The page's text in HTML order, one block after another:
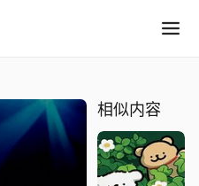
相似内容